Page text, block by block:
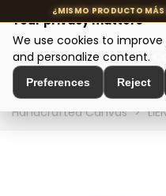
MENU
Home > Interior
Handcrafted Canvas >
Your privacy matters
We use cookies to
and personalize content.
Preferences Reject